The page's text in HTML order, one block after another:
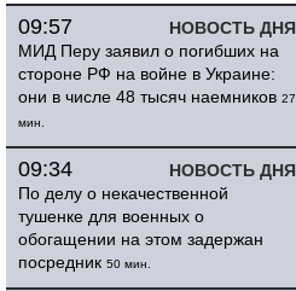
НОВОСТЬ ДНЯ
09:57
МИД Перу заявил о погибших на
стороне РФ на войне в Украине:
они в числе 48 тысяч наемников 27
мин.
НОВОСТЬ ДНЯ
09:34
По делу о некачественной
тушенке для военных о
обогащении на этом задержан
посредник 50 мин.